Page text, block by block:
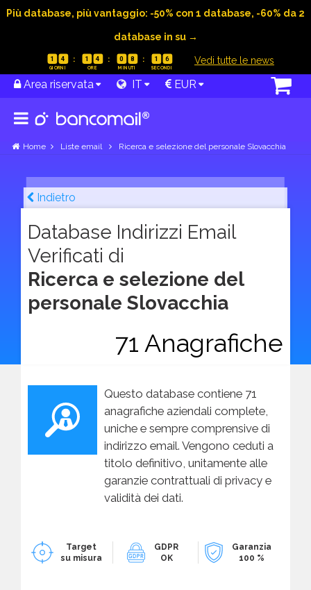
Più database, più vantaggio: -50% con 1 database, -60% da 2
database in su →
1 4 1 4 0 8 1 5 Vedi tutte le news
Area riservata IT EUR
Home Liste email Ricerca e selezione del personale Slovacchia
Indietro
Database Indirizzi Email
Verificati di
Ricerca e selezione del
personale Slovacchia
71 Anagrafiche
Questo database contiene 71
anagrafiche aziendali complete,
uniche e sempre comprensive di
indirizzo email. Vengono ceduti a
titolo definitivo, unitamente alle
garanzie contrattuali di privacy e
validità dei dati.
Target
su misura
GDPR
OK
Garanzia
100 %